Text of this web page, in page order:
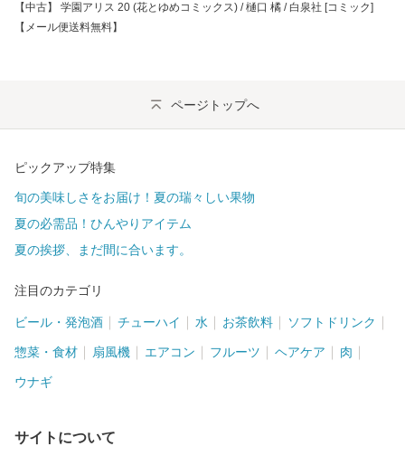
【中古】 学園アリス 20 (花とゆめコミックス) / 樋口 橘 / 白泉社 [コミック]
【メール便送料無料】
ページトップへ
ピックアップ特集
旬の美味しさをお届け！夏の瑞々しい果物
夏の必需品！ひんやりアイテム
夏の挨拶、まだ間に合います。
注目のカテゴリ
ビール・発泡酒 チューハイ 水 お茶飲料 ソフトドリンク
惣菜・食材 扇風機 エアコン フルーツ ヘアケア 肉
ウナギ
サイトについて